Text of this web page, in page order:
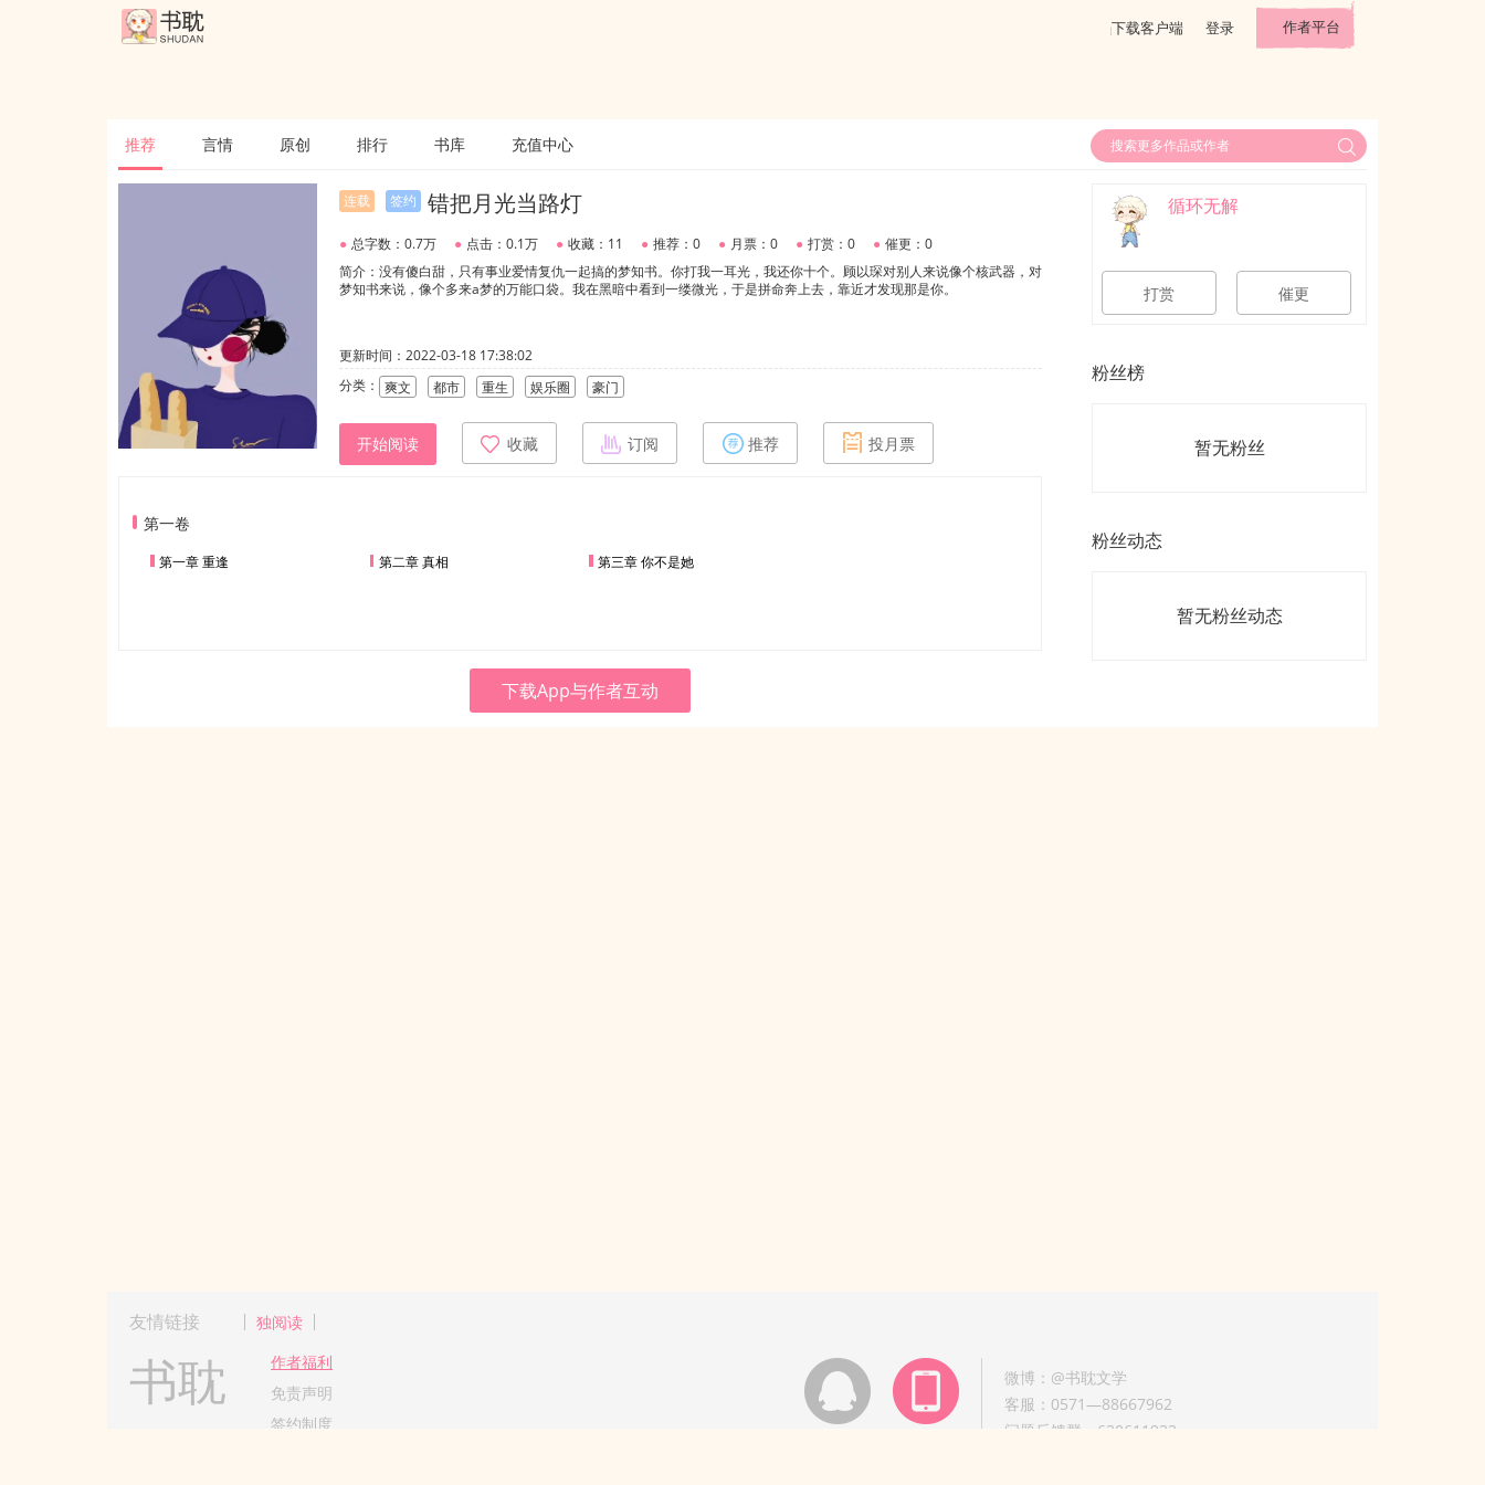
下载客户端 登录 作者平台
推荐 言情 原创 排行 书库 充值中心
连载 签约 错把月光当路灯
● 总字数：0.7万 ● 点击：0.1万 ● 收藏：11 ● 推荐：0 ● 月票：0 ● 打赏：0 ● 催更：0
简介：没有傻白甜，只有事业爱情复仇一起搞的梦知书。你打我一耳光，我还你十个。顾以琛对别人来说像个核武器，对
梦知书来说，像个多来a梦的万能口袋。我在黑暗中看到一缕微光，于是拼命奔上去，靠近才发现那是你。
更新时间：2022-03-18 17:38:02
分类： 爽文 都市 重生 娱乐圈 豪门
开始阅读 收藏 订阅 推荐 投月票
第一卷
第一章 重逢 第二章 真相 第三章 你不是她
下载App与作者互动
循环无解
打赏 催更
粉丝榜
暂无粉丝
粉丝动态
暂无粉丝动态
友情链接 独阅读
书耽
作者福利
免责声明
签约制度
微博：@书耽文学
客服：0571—88667962
问题反馈群：630611933